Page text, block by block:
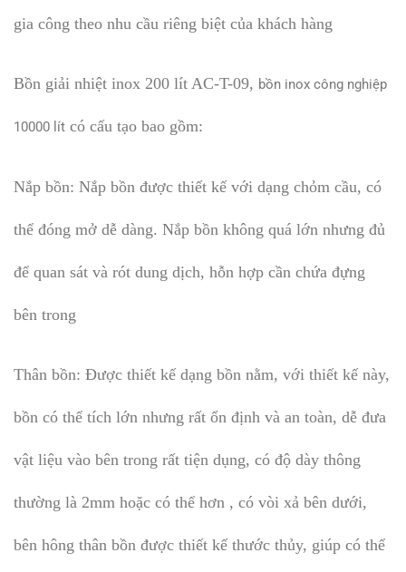
gia công theo nhu cầu riêng biệt của khách hàng
Bồn giải nhiệt inox 200 lít AC-T-09, bồn inox công nghiệp
10000 lít có cấu tạo bao gồm:
Nắp bồn: Nắp bồn được thiết kế với dạng chỏm cầu, có
thể đóng mở dễ dàng. Nắp bồn không quá lớn nhưng đủ
để quan sát và rót dung dịch, hỗn hợp cần chứa đựng
bên trong
Thân bồn: Được thiết kế dạng bồn nằm, với thiết kế này,
bồn có thể tích lớn nhưng rất ổn định và an toàn, dễ đưa
vật liệu vào bên trong rất tiện dụng, có độ dày thông
thường là 2mm hoặc có thể hơn , có vòi xả bên dưới,
bên hông thân bồn được thiết kế thước thủy, giúp có thể